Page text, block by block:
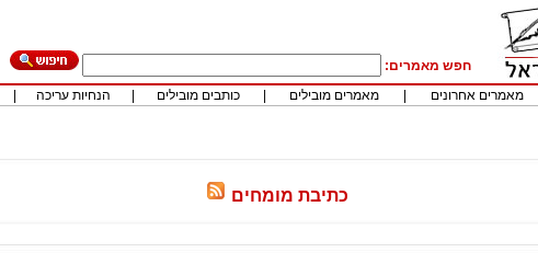
חפש מאמרים:
מאמרים אחרונים מאמרים מובילים כותבים מובילים הנחיות עריכה
כתיבת מומחים